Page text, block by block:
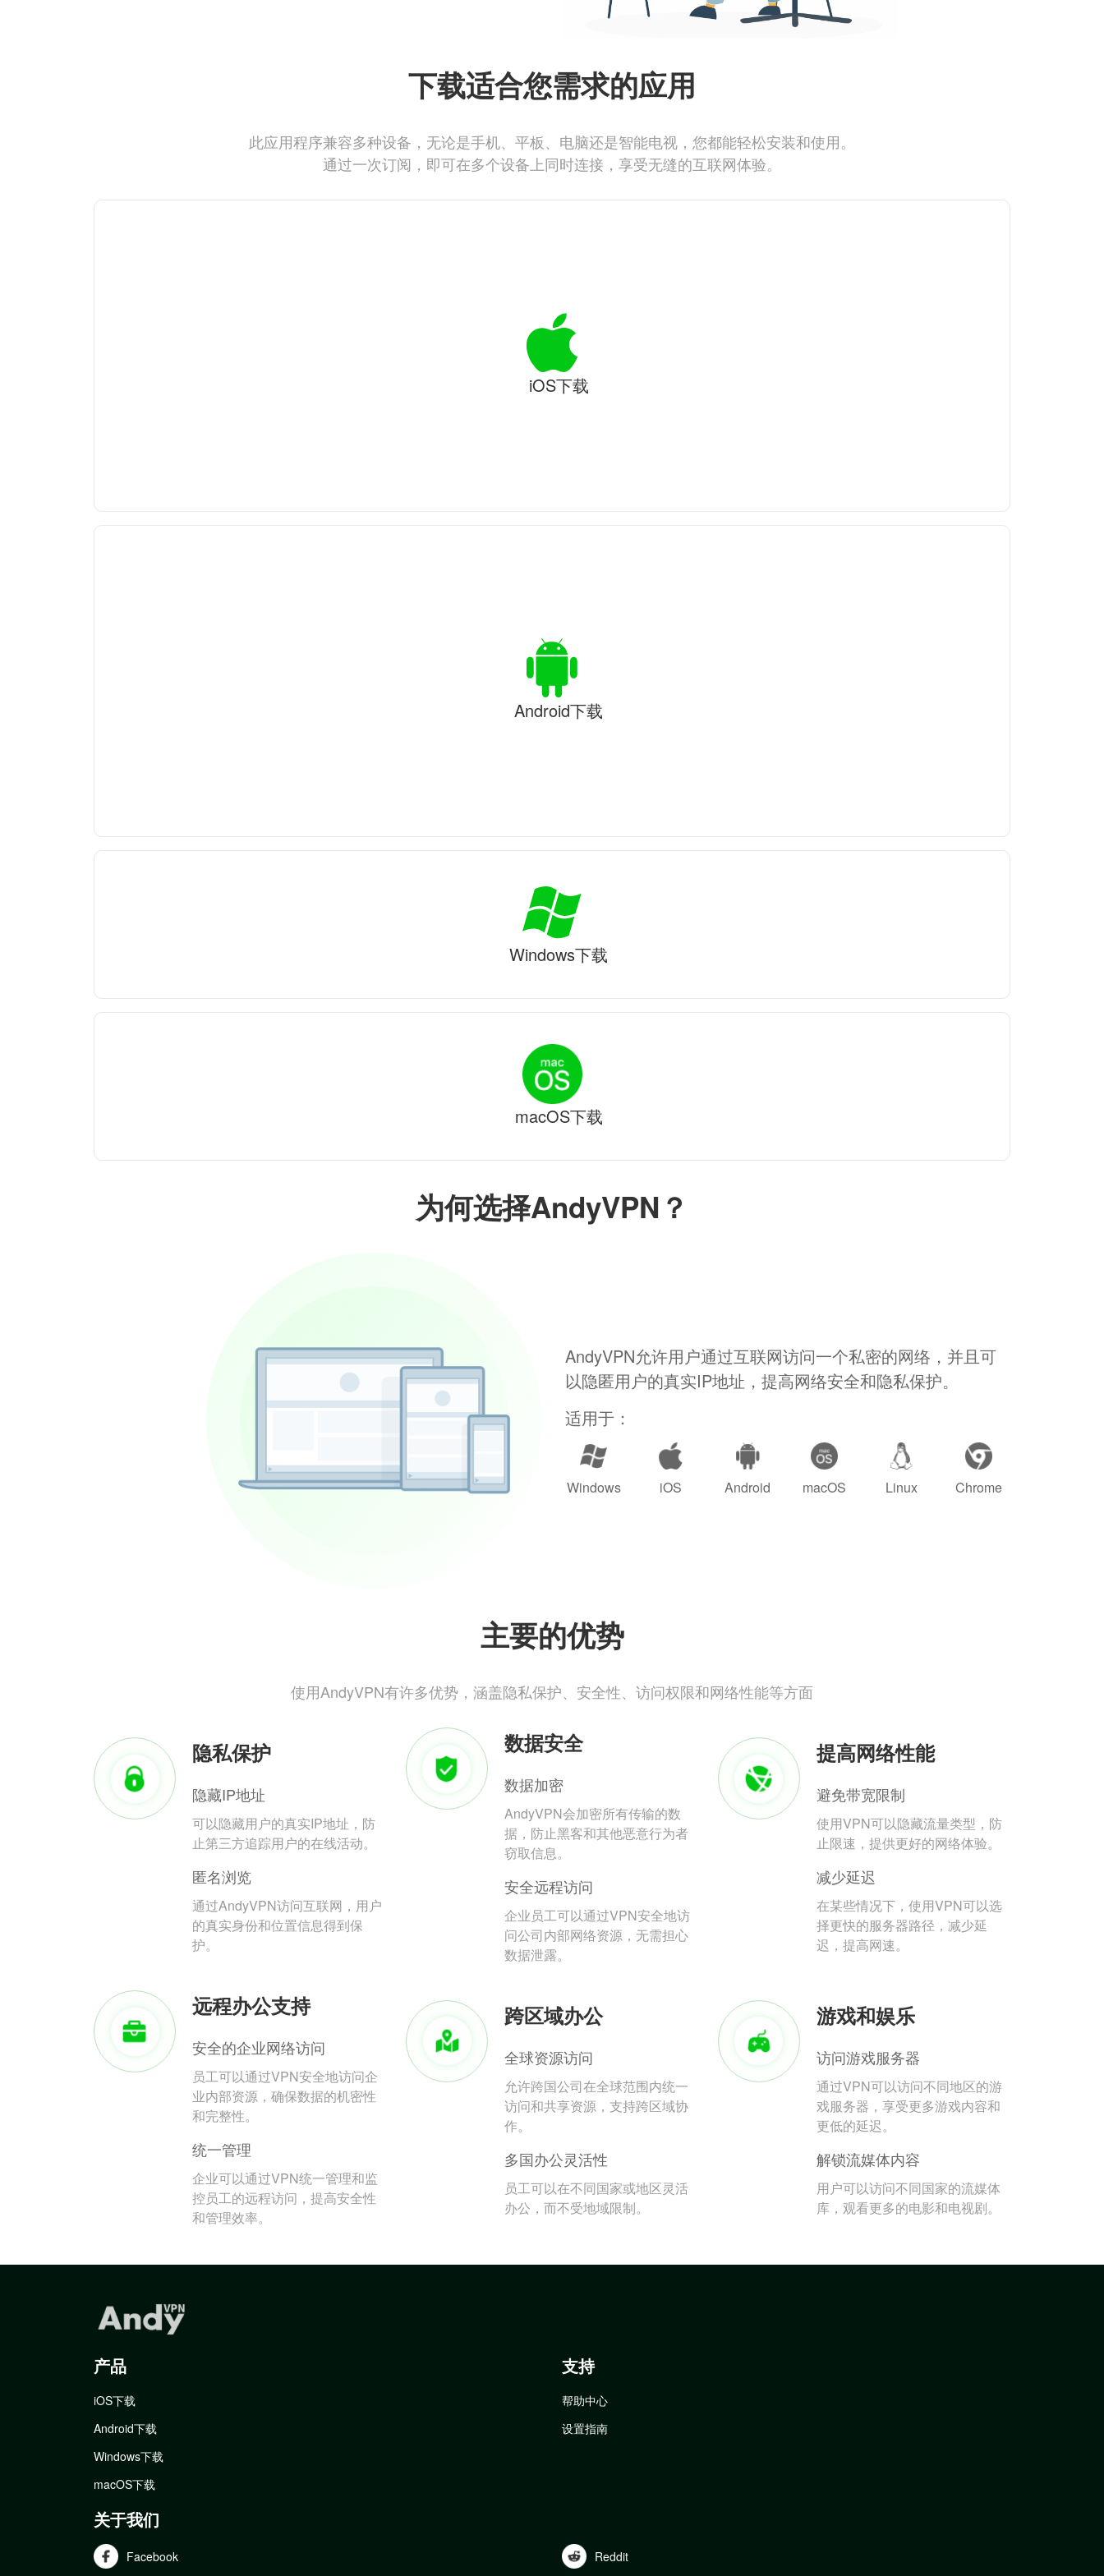
为何选择AndyVPN？
AndyVPN允许用户通过互联网访问一个私密的网络，并且可
以隐匿用户的真实IP地址，提高网络安全和隐私保护。
适用于：
Windows iOS Android macOS Linux Chrome
主要的优势
使用AndyVPN有许多优势，涵盖隐私保护、安全性、访问权限和网络性能等方面
隐私保护
隐藏IP地址
可以隐藏用户的真实IP地址，防
止第三方追踪用户的在线活动。
匿名浏览
通过AndyVPN访问互联网，用户
的真实身份和位置信息得到保
护。
数据安全
数据加密
AndyVPN会加密所有传输的数
据，防止黑客和其他恶意行为者
窃取信息。
安全远程访问
企业员工可以通过VPN安全地访
问公司内部网络资源，无需担心
数据泄露。
提高网络性能
避免带宽限制
使用VPN可以隐藏流量类型，防
止限速，提供更好的网络体验。
减少延迟
在某些情况下，使用VPN可以选
择更快的服务器路径，减少延
迟，提高网速。
远程办公支持
安全的企业网络访问
员工可以通过VPN安全地访问企
业内部资源，确保数据的机密性
和完整性。
统一管理
企业可以通过VPN统一管理和监
控员工的远程访问，提高安全性
和管理效率。
跨区域办公
全球资源访问
允许跨国公司在全球范围内统一
访问和共享资源，支持跨区域协
作。
多国办公灵活性
员工可以在不同国家或地区灵活
办公，而不受地域限制。
游戏和娱乐
访问游戏服务器
通过VPN可以访问不同地区的游
戏服务器，享受更多游戏内容和
更低的延迟。
解锁流媒体内容
用户可以访问不同国家的流媒体
库，观看更多的电影和电视剧。
下载适合您需求的应用
此应用程序兼容多种设备，无论是手机、平板、电脑还是智能电视，您都能轻松安装和使用。
通过一次订阅，即可在多个设备上同时连接，享受无缝的互联网体验。
iOS下载
Android下载
Windows下载
macOS下载
产品
iOS下载
Android下载
Windows下载
macOS下载
支持
帮助中心
设置指南
关于我们
Facebook Reddit